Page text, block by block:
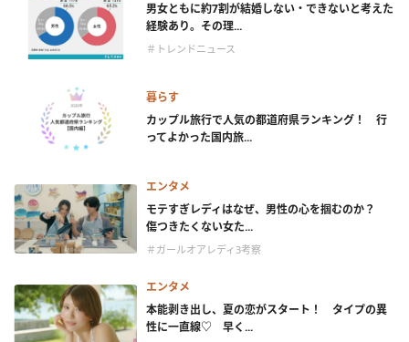
男女ともに約7割が結婚しない・できないと考えた
経験あり。その理...
＃トレンドニュース
暮らす
カップル旅行で人気の都道府県ランキング！ 行
ってよかった国内旅...
エンタメ
モテすぎレディはなぜ、男性の心を掴むのか？
傷つきたくない女た...
＃ガールオアレディ3考察
エンタメ
本能剥き出し、夏の恋がスタート！ タイプの異
性に一直線♡ 早く...